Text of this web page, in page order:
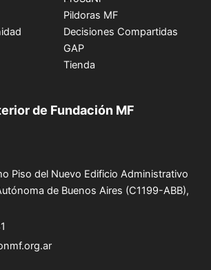
Pildoras MF
Decisiones Compartidas
GAP
Tienda
de Fundación MF
Piso del Nuevo Edificio Administrativo
de Buenos Aires (C1199-ABB),